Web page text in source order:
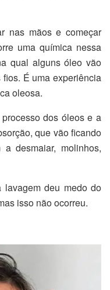
nas mãos e começar
uma química nessa
qual alguns óleo vão
É uma experiência
oleosa.
dos óleos e a
que vão ficando
desmaiar, molinhos,
lavagem deu medo do
isso não ocorreu.